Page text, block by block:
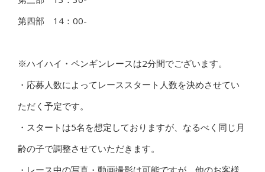
第四部 14：00-
※ハイハイ・ペンギンレースは2分間でございます。
・応募人数によってレーススタート人数を決めさせてい
ただく予定です。
・スタートは5名を想定しておりますが、なるべく同じ月
齢の子で調整させていただきます。
・レース中の写真・動画撮影は可能ですが、他のお客様